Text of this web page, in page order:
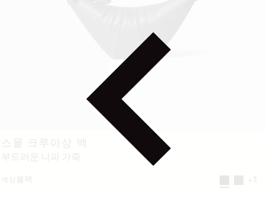
스몰 크루아상 백
부드러운 나파 가죽
+3